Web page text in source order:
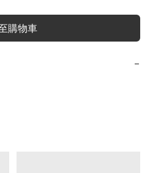
購物車
−